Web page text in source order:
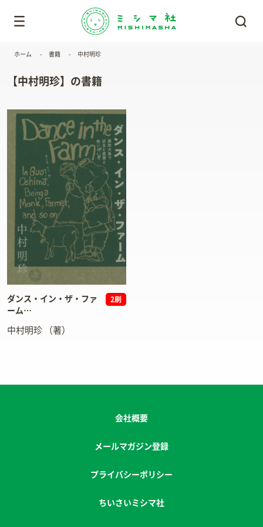
ホーム 書籍 中村明珍
【中村明珍】の書籍
ダンス・イン・ザ・ファ
ーム
ろいろ
2刷
中村明珍 （著）
会社概要
メールマガジン登録
プライバシーポリシー
ちいさいミシマ社